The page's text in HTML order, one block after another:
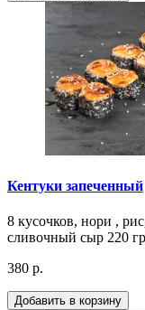
Кентуки запеченный
8 кусочков, нори ,
сливочный сыр 220
380 р.
Добавить в корзину